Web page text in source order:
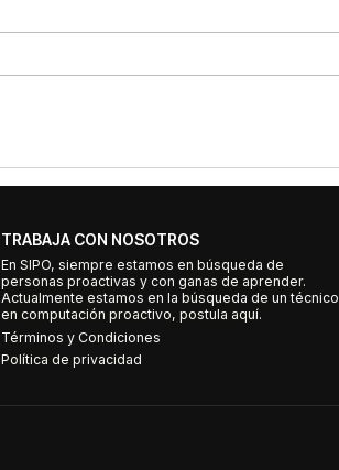
TRABAJA CON NOSOTROS
En SIPO, siempre estamos en búsqueda de
personas proactivas y con ganas de aprender.
Actualmente estamos en la búsqueda de un técnico
en computación proactivo, postula aquí.
Términos y Condiciones
Política de privacidad